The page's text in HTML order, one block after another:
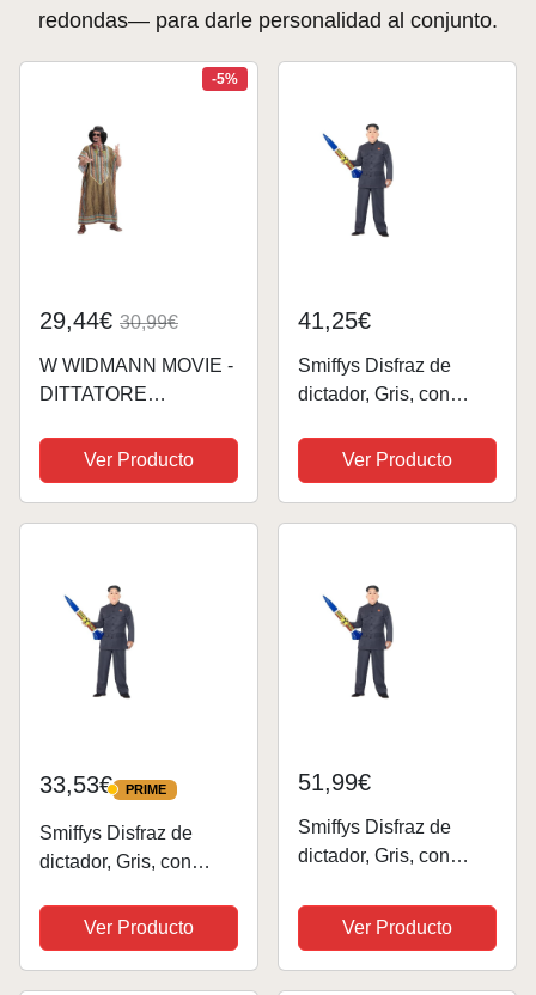
redondas— para darle personalidad al conjunto.
-5%
29,44€ 30,99€
W WIDMANN MOVIE -
DITTATORE
Ver Producto
41,25€
Smiffys Disfraz de
dictador, Gris, con
Ver Producto
33,53€ PRIME
PRIME
Smiffys Disfraz de
dictador, Gris, con
Ver Producto
51,99€
Smiffys Disfraz de
dictador, Gris, con
Ver Producto